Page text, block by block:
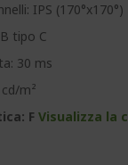
IPS (170°x170°)
tipo C
30 ms
m²
FVisualizza la